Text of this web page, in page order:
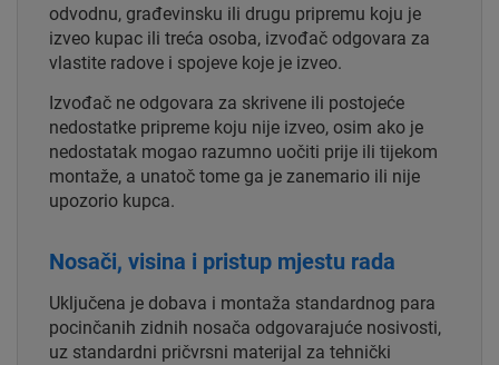
odvodnu, građevinsku ili drugu pripremu koju je
izveo kupac ili treća osoba, izvođač odgovara za
vlastite radove i spojeve koje je izveo.
Izvođač ne odgovara za skrivene ili postojeće
nedostatke pripreme koju nije izveo, osim ako je
nedostatak mogao razumno uočiti prije ili tijekom
montaže, a unatoč tome ga je zanemario ili nije
upozorio kupca.
Nosači, visina i pristup mjestu rada
Uključena je dobava i montaža standardnog para
pocinčanih zidnih nosača odgovarajuće nosivosti,
uz standardni pričvrsni materijal za tehnički